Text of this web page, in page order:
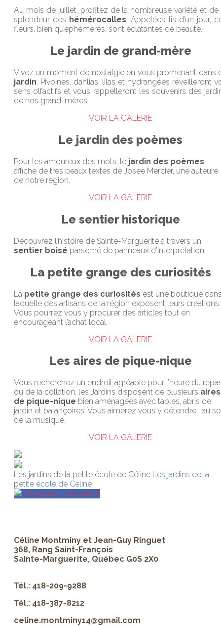
Au mois de juillet, profitez de la nombreuse variété et de
splendeur des hémérocalles. Appelées lis d’un jour,
fleurs, bien qu’éphémères, sont éclatantes de beauté.
Le jardin de grand-mère
Vivez un moment de nostalgie en vous promenant dans
jardin. Pivoines, dahlias, lilas et hydrangées réveilleront
sens olfactifs et vous rappelleront les souvenirs des
de nos grand-mères.
VOIR LA GALERIE
Le jardin des poèmes
Pour les amoureux des mots, le jardin des poèmes
affiche de très beaux textes de Josée Mercier, une auteure
de notre région.
VOIR LA GALERIE
Le sentier historique
Découvrez l’histoire de Sainte-Marguerite à travers un
sentier boisé parsemé de panneaux d’interprétation.
La petite grange des curiosités
La petite grange des curiosités est une boutique
laquelle des artisans de la région exposent leurs créations.
Vous pourrez vous y procurer des articles tout en
encourageant l’achat local.
VOIR LA GALERIE
Les aires de pique-nique
Vous recherchez un endroit agréable pour l’heure du
ou de la collation, les Jardins disposent de plusieurs aires
de pique-nique bien aménagées avec tables, abris de
jardin et balançoires. Vous aimerez vous y détendre… au
de la musique.
VOIR LA GALERIE
Les jardins de la petite école de Céline Les jardins de la
petite école de Céline
Discutons maintenant!
Céline Montminy et Jean-Guy Ringuet
368, Rang Saint-François
Sainte-Marguerite, Québec G0S 2X0
Tél.: 418-209-9288
Tél.: 418-387-8212
celine.montminy14@gmail.com